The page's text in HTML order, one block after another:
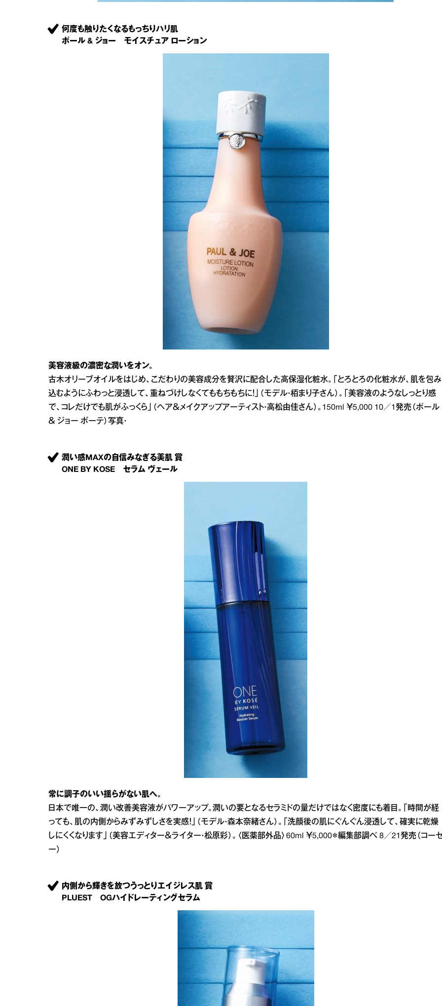
何度も触りたくなるもっちりハリ肌
ポール & ジョー モイスチュア ローション
美容液級の濃密な潤いをオン。
古木オリーブオイルをはじめ、こだわりの美容成分を贅沢に配合した高保湿化粧水。「とろとろの化粧水が、肌を包み
込むようにふわっと浸透して、重ねづけしなくてももちもちに！」（モデル・栢まり子さん）。「美容液のようなしっとり感
で、コレだけでも肌がふっくら」（ヘア＆メイクアップアーティスト・高松由佳さん）。150ml ￥5,000 10／1発売（ポール
＆ ジョー ボーテ）写真・
潤い感MAXの自信みなぎる美肌 賞
ONE BY KOSE セラム ヴェール
常に調子のいい揺らがない肌へ。
日本で唯一の、潤い改善美容液がパワーアップ。潤いの要となるセラミドの量だけではなく密度にも着目。「時間が経
っても、肌の内側からみずみずしさを実感！」（モデル・森本奈緒さん）。「洗顔後の肌にぐんぐん浸透して、確実に乾燥
しにくくなります」（美容エディター＆ライター・松原彩）。〈医薬部外品〉60ml ￥5,000＊編集部調べ 8／21発売（コー
ー）
内側から輝きを放つうっとりエイジレス肌 賞
PLUEST OGハイドレーティングセラム